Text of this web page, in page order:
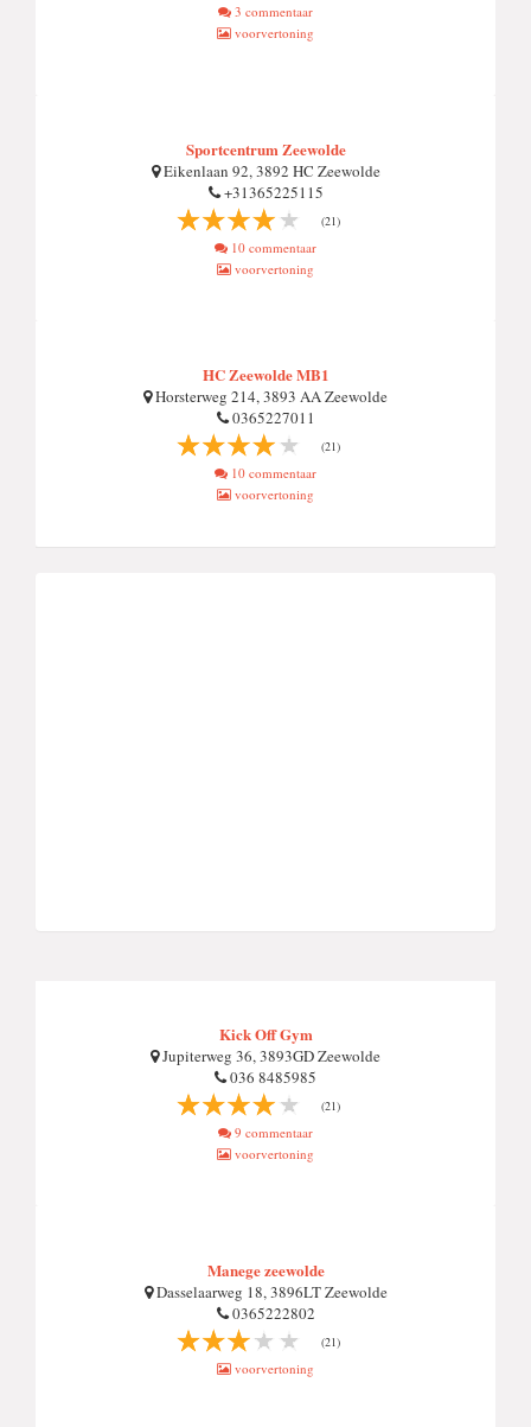
3 commentaar
voorvertoning
Sportcentrum Zeewolde
Eikenlaan 92, 3892 HC Zeewolde
+31365225115
(21)
10 commentaar
voorvertoning
HC Zeewolde MB1
Horsterweg 214, 3893 AA Zeewolde
0365227011
(21)
10 commentaar
voorvertoning
Kick Off Gym
Jupiterweg 36, 3893GD Zeewolde
036 8485985
(21)
9 commentaar
voorvertoning
Manege zeewolde
Dasselaarweg 18, 3896LT Zeewolde
0365222802
(21)
voorvertoning